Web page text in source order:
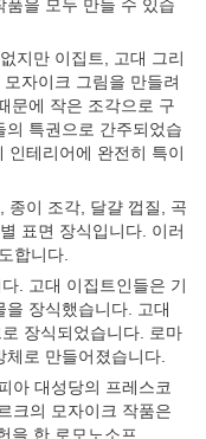
품을 모두 만들 수 있습
지만 이집트, 고대 그리
자이크 그림을 만들려
문에 작은 조각으로 구
특권으로 간주되었습
인테리어에 완전히 특이
종이 조각, 달걀 껍질, 곡
표면 장식입니다. 이러
합니다.
. 고대 이집트인들은 기
장식했습니다. 고대
장식되었습니다. 로마
로 만들어졌습니다.
아 대성당의 프레스코
크의 모자이크 작품은
을 한 로모노소프.